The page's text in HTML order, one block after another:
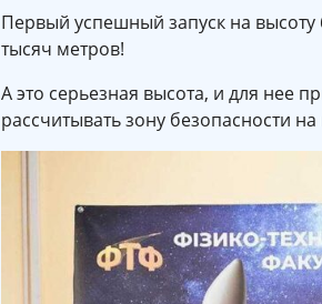
Первый успешный запуск на высоту
тысяч метров!
А это серьезная высота, и для нее
рассчитывать зону безопасности